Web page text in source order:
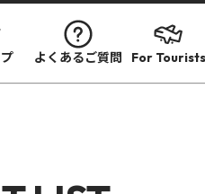
よくあるご質問 For Tourists